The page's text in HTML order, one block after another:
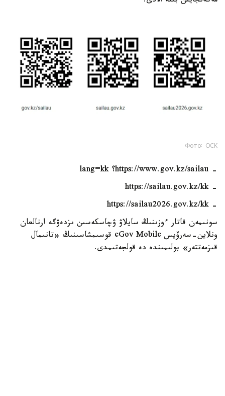
Фото: ОСК
- https://www.gov.kz/sailau؟ lang=kk
- https://sailau.gov.kz/kk
- https://sailau2026.gov.kz/kk
سونىمەن قاتار ءوزىنىڭ سايلاۋ ۋچاسكەسىن ىزدەۋگە ارنالعان
ونلاين-سەرۆيس eGov Mobile قوسىمشاسىنىڭ «تانىمال
قىزمەتتەر» بولىمىندە دە قولجەتىمدى.